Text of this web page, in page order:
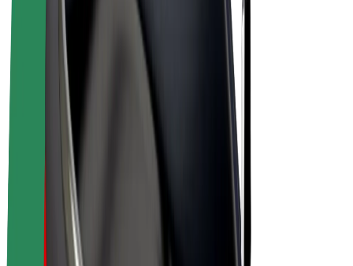
Bolt para empresas
Bicis
Bolt Plus
Colabora con Bolt
Conductores
Ingresos de conductor/a
Repartidores